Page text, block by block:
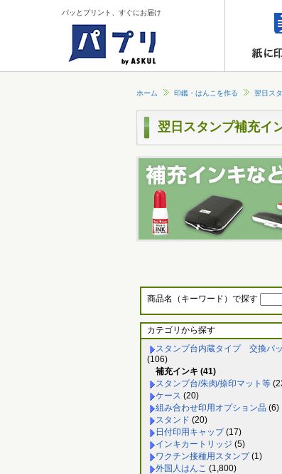
パッとプリント、すぐにお届け
ホーム 印鑑・はんこを作る 翌日ス
翌日スタンプ補充イ
商品名（キーワード）で探す
カテゴリから探す
スタンプ台内蔵タイプ 交換パ
(106)
補充インキ (41)
スタンプ台/朱肉/捺印マット等
ケース (20)
組み合わせ印用オプション品 (6)
スタンド (20)
日付印用キャップ(17)
インキカートリッジ (5)
ワクチン接種用スタンプ(1)
外国人はんこ (1,800)